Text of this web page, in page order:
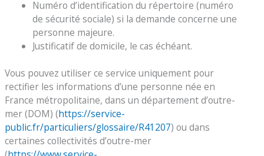
Numéro d’identification du répertoire (numéro
de sécurité sociale) si la demande concerne une
personne majeure.
Justificatif de domicile, le cas échéant.
Vous pouvez utiliser ce service uniquement pour
rectifier les informations d’une personne née en
France métropolitaine, dans un département d’outre-
mer (DOM) (https://service-
public.fr/particuliers/glossaire/R41207) ou dans
certaines collectivités d’outre-mer